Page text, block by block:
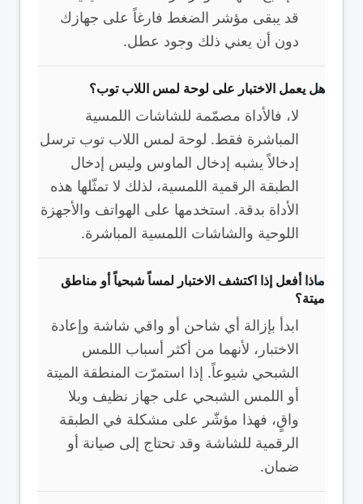
قد يبقى مؤشر الضغط فارغاً على جهازك
دون أن يعني ذلك وجود عطل.
هل يعمل الاختبار على لوحة لمس اللاب توب؟
لا، فالأداة مصمّمة للشاشات اللمسية
المباشرة فقط. لوحة لمس اللاب توب ترسل
إدخالاً يشبه إدخال الماوس وليس إدخال
الطبقة الرقمية اللمسية، لذلك لا تمثّلها هذه
الأداة بدقة. استخدمها على الهواتف والأجهزة
اللوحية والشاشات اللمسية المباشرة.
ماذا أفعل إذا اكتشف الاختبار لمساً شبحياً أو مناطق
ميتة؟
ابدأ بإزالة أي شاحن أو واقي شاشة وإعادة
الاختبار، لأنهما من أكثر أسباب اللمس
الشبحي شيوعاً. إذا استمرّت المنطقة الميتة
أو اللمس الشبحي على جهاز نظيف وبلا
واقٍ، فهذا مؤشّر على مشكلة في الطبقة
الرقمية للشاشة وقد تحتاج إلى صيانة أو
ضمان.